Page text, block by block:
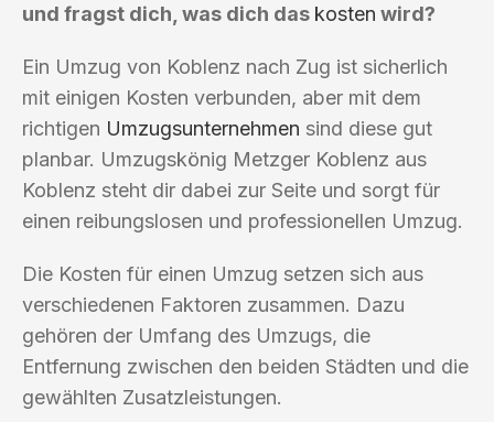
und fragst dich, was dich das kosten wird?
Ein Umzug von Koblenz nach Zug ist sicherlich
mit einigen Kosten verbunden, aber mit dem
richtigen Umzugsunternehmen sind diese gut
planbar. Umzugskönig Metzger Koblenz aus
Koblenz steht dir dabei zur Seite und sorgt für
einen reibungslosen und professionellen Umzug.
Die Kosten für einen Umzug setzen sich aus
verschiedenen Faktoren zusammen. Dazu
gehören der Umfang des Umzugs, die
Entfernung zwischen den beiden Städten und die
gewählten Zusatzleistungen.